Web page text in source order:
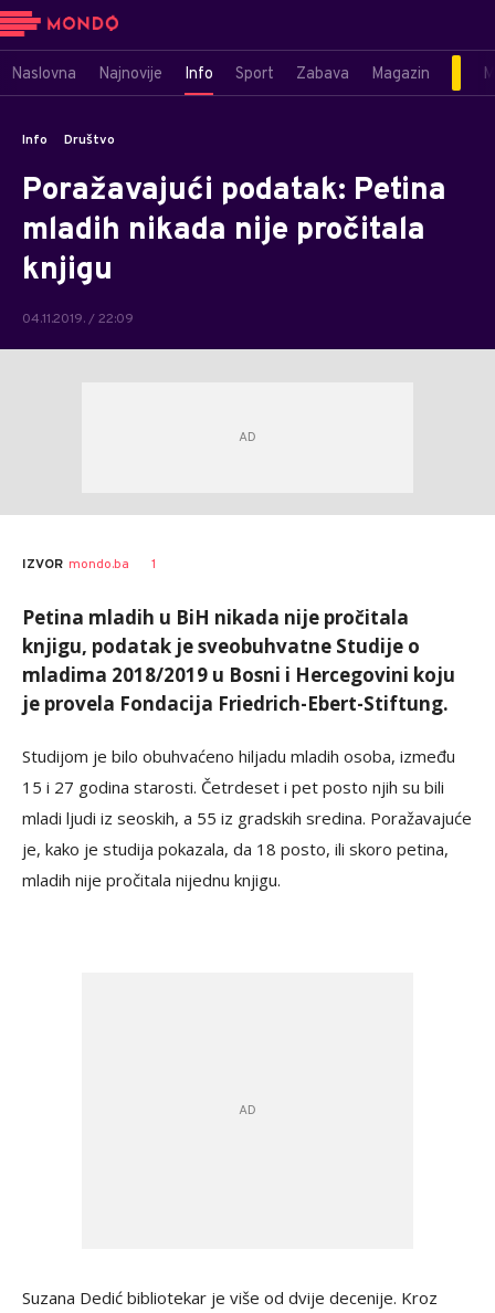
Naslovna Najnovije Info Sport Zabava Magazin
Info Društvo
Poražavajući podatak: Petina
mladih nikada nije pročitala
knjigu
04.11.2019. / 22:09
IZVOR mondo.ba 1
Petina mladih u BiH nikada nije pročitala
knjigu, podatak je sveobuhvatne Studije o
mladima 2018/2019 u Bosni i Hercegovini koju
je provela Fondacija Friedrich-Ebert-Stiftung.
Studijom je bilo obuhvaćeno hiljadu mladih osoba, između
15 i 27 godina starosti. Četrdeset i pet posto njih su bili
mladi ljudi iz seoskih, a 55 iz gradskih sredina. Poražavajuće
je, kako je studija pokazala, da 18 posto, ili skoro petina,
mladih nije pročitala nijednu knjigu.
Suzana Dedić bibliotekar je više od dvije decenije. Kroz